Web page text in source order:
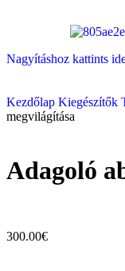
Nagyításhoz kattints
Kezdőlap Kiegészítők
megvilágítása
Adagoló
300.00€